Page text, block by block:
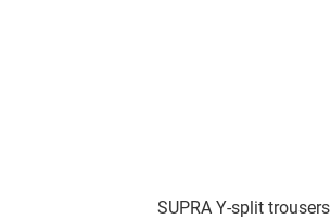
SUPRA Y-split trousers